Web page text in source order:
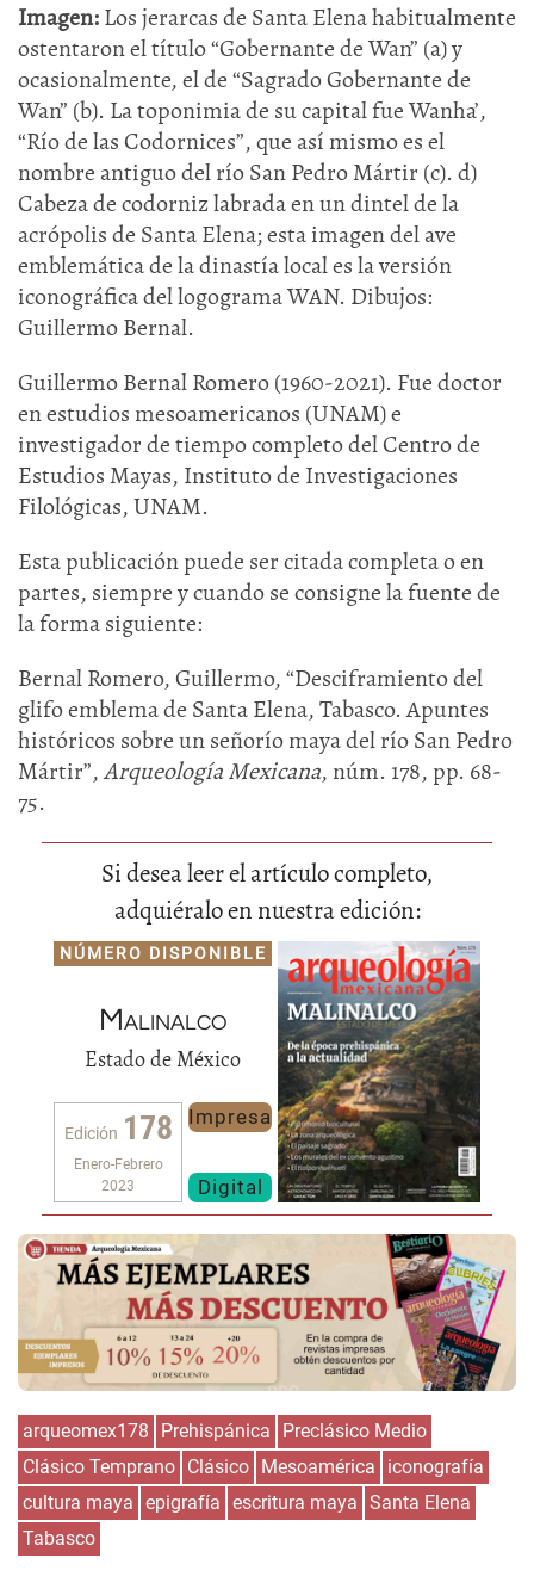
Imagen:Los jerarcas de Santa Elena habitualmente
ostentaron el título “Gobernante de Wan” (a) y
ocasionalmente, el de “Sagrado Gobernante de
Wan” (b). La toponimia de su capital fue Wanha’,
“Río de las Codornices”, que así mismo es el
nombre antiguo del río San Pedro Mártir (c). d)
Cabeza de codorniz labrada en un dintel de la
acrópolis de Santa Elena; esta imagen del ave
emblemática de la dinastía local es la versión
iconográfica del logograma WAN. Dibujos:
Guillermo Bernal.
Guillermo Bernal Romero (1960-2021). Fue doctor
en estudios mesoamericanos (UNAM) e
investigador de tiempo completo del Centro de
Estudios Mayas, Instituto de Investigaciones
Filológicas, UNAM.
Esta publicación puede ser citada completa o en
partes, siempre y cuando se consigne la fuente de
la forma siguiente:
Bernal Romero, Guillermo, “Desciframiento del
glifo emblema de Santa Elena, Tabasco. Apuntes
históricos sobre un señorío maya del río San Pedro
Mártir”,Arqueología Mexicana, núm. 178, pp. 68-
75.
Si desea leer el artículo completo,
adquiéralo en nuestra edición:
NÚMERO DISPONIBLE
Malinalco
Estado de México
Edición 178
Enero-Febrero
2023
Impresa
Digital
arqueomex178 Prehispánica
Preclásico Medio
Clásico Temprano Clásico Mesoamérica
iconografía
cultura maya epigrafía escritura maya Santa Elena
Tabasco